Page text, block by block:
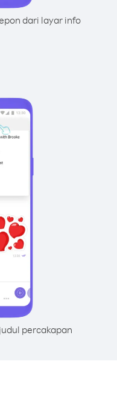
dari layar info
percakapan